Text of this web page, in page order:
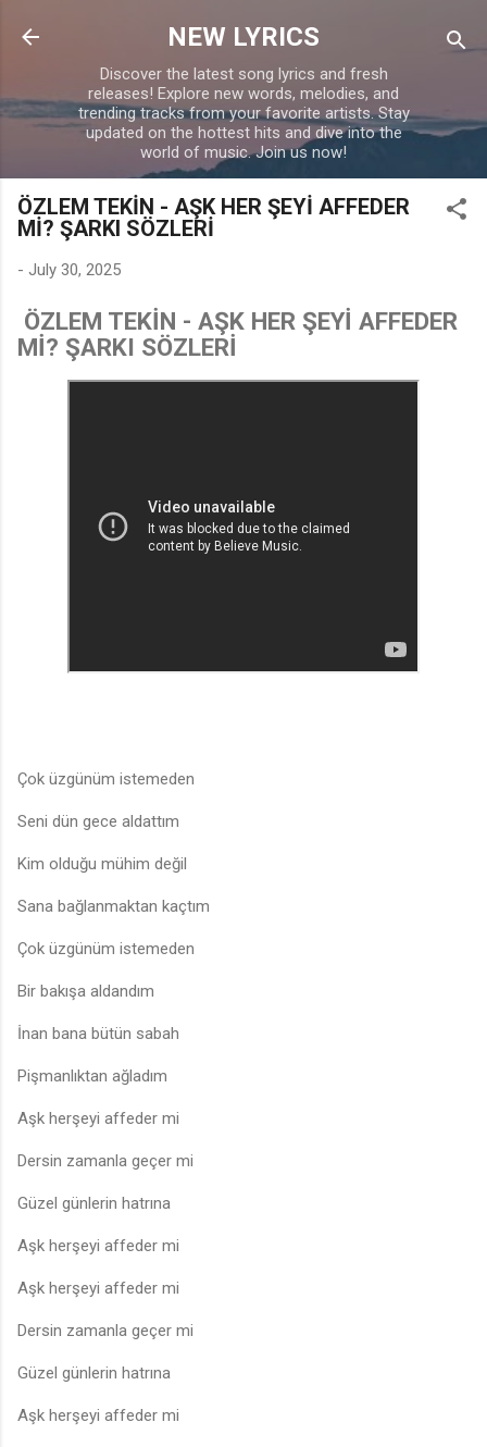
Skip to main content
NEW LYRICS
Discover the latest song lyrics and fresh
releases! Explore new words, melodies, and
trending tracks from your favorite artists. Stay
updated on the hottest hits and dive into the
world of music. Join us now!
ÖZLEM TEKİN - AŞK HER ŞEYİ AFFEDER
Mİ? ŞARKI SÖZLERİ
- July 30, 2025
ÖZLEM TEKİN - AŞK HER ŞEYİ AFFEDER
Mİ? ŞARKI SÖZLERİ
Çok üzgünüm istemeden
Seni dün gece aldattım
Kim olduğu mühim değil
Sana bağlanmaktan kaçtım
Çok üzgünüm istemeden
Bir bakışa aldandım
İnan bana bütün sabah
Pişmanlıktan ağladım
Aşk herşeyi affeder mi
Dersin zamanla geçer mi
Güzel günlerin hatrına
Aşk herşeyi affeder mi
Aşk herşeyi affeder mi
Dersin zamanla geçer mi
Güzel günlerin hatrına
Aşk herşeyi affeder mi